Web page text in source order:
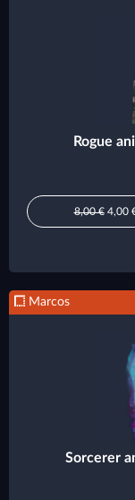
Rogue
8,00 €4,00
Marcos
Sorcerer